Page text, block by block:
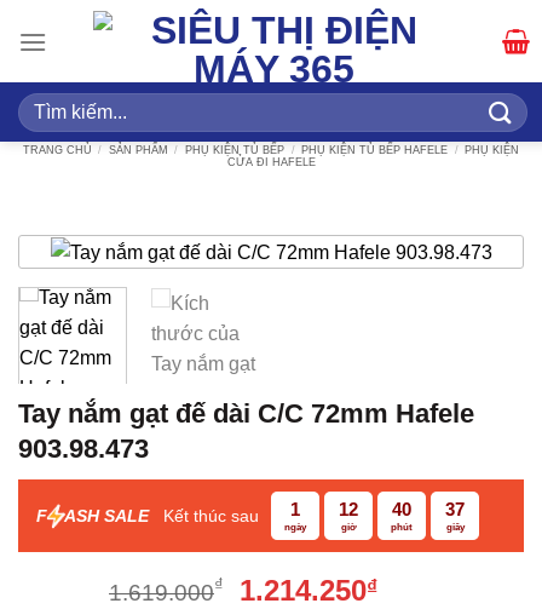
qua
dung
Tìm
kiếm:
TRANG CHỦ / SẢN PHẨM / PHỤ KIỆN TỦ BẾP / PHỤ KIỆN TỦ BẾP HAFELE /
PHỤ KIỆN
CỬA ĐI HAFELE
Tay nắm gạt đế dài C/C 72mm Hafele
903.98.473
F ASH SALE Kết thúc sau 1
ngày
12
giờ
40
phút
36
giây
1.619.000₫
Giá
1.214.250₫Giá